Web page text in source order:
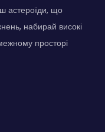
астероїди, що
набирай високі
просторі